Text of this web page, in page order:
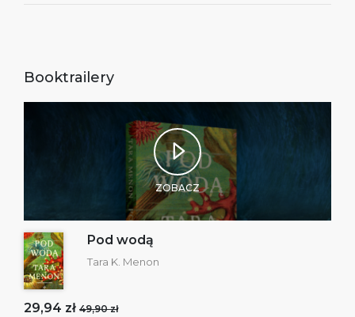
Booktrailery
ZOBACZ
Pod wodą
Tara K. Menon
29,94 zł 49,90 zł